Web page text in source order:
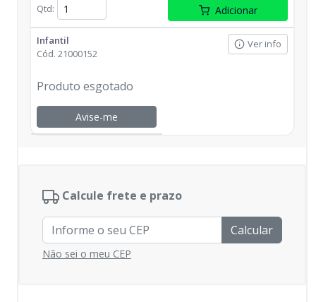
Qtd: Adicionar
Infantil
Cód. 21000152
Ver info
Produto esgotado
Avise-me
Calcule frete e prazo
Calcular
Não sei o meu CEP